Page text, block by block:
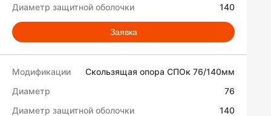
140
Заявка
Скользящая опора СПОк 76/140мм
76
140